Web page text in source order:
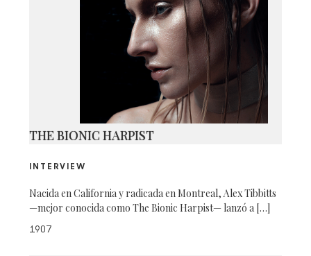
THE BIONIC HARPIST
INTERVIEW
Nacida en California y radicada en Montreal, Alex Tibbitts
—mejor conocida como The Bionic Harpist— lanzó a […]
1907